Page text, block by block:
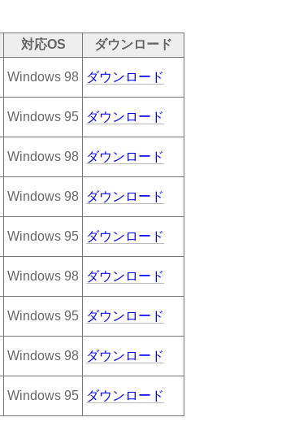
対応OS ダウンロード
Windows 98 ダウンロード
Windows 95 ダウンロード
Windows 98 ダウンロード
Windows 98 ダウンロード
Windows 95 ダウンロード
Windows 98 ダウンロード
Windows 95 ダウンロード
Windows 98 ダウンロード
Windows 95 ダウンロード